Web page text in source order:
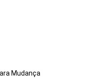
Mudança